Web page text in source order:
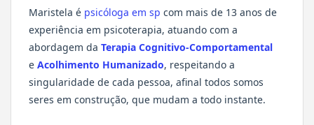
Maristela é psicóloga em sp com mais de 13 anos de
experiência em psicoterapia, atuando com a
abordagem da Terapia Cognitivo-Comportamental
e Acolhimento Humanizado, respeitando a
singularidade de cada pessoa, afinal todos somos
seres em construção, que mudam a todo instante.